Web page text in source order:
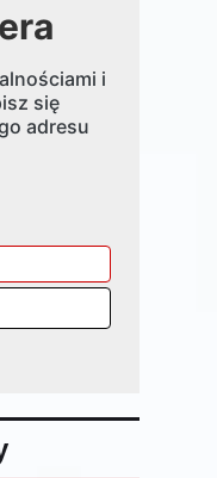
i
się
adresu